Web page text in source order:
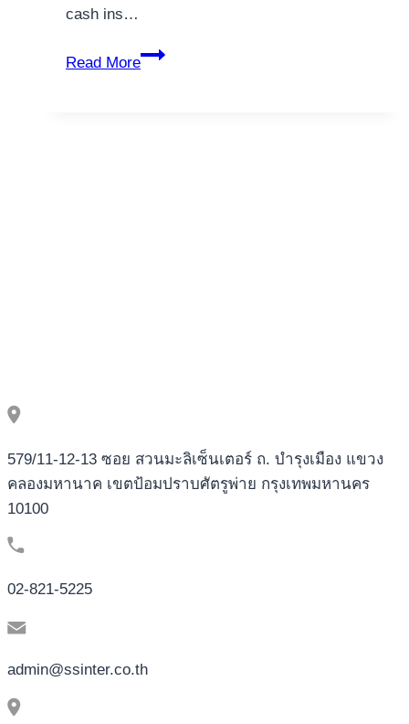
España!
cash ins…
Read More
Companion
579/11-12-13 ซอย สวนมะลิเซ็นเตอร์ ถ. บำรุงเมือง แขวง
คลองมหานาค เขตป้อมปราบศัตรูพ่าย กรุงเทพมหานคร
10100
02-821-5225
admin@ssinter.co.th